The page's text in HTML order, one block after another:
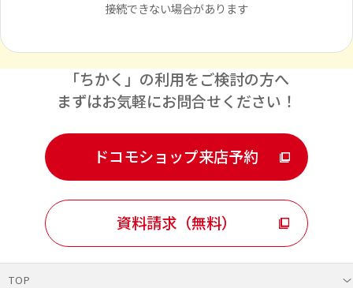
接続できない場合があります
「ちかく」の利用をご検討の方へ
まずはお気軽にお問合せください！
ドコモショップ来店予約
資料請求（無料）
TOP